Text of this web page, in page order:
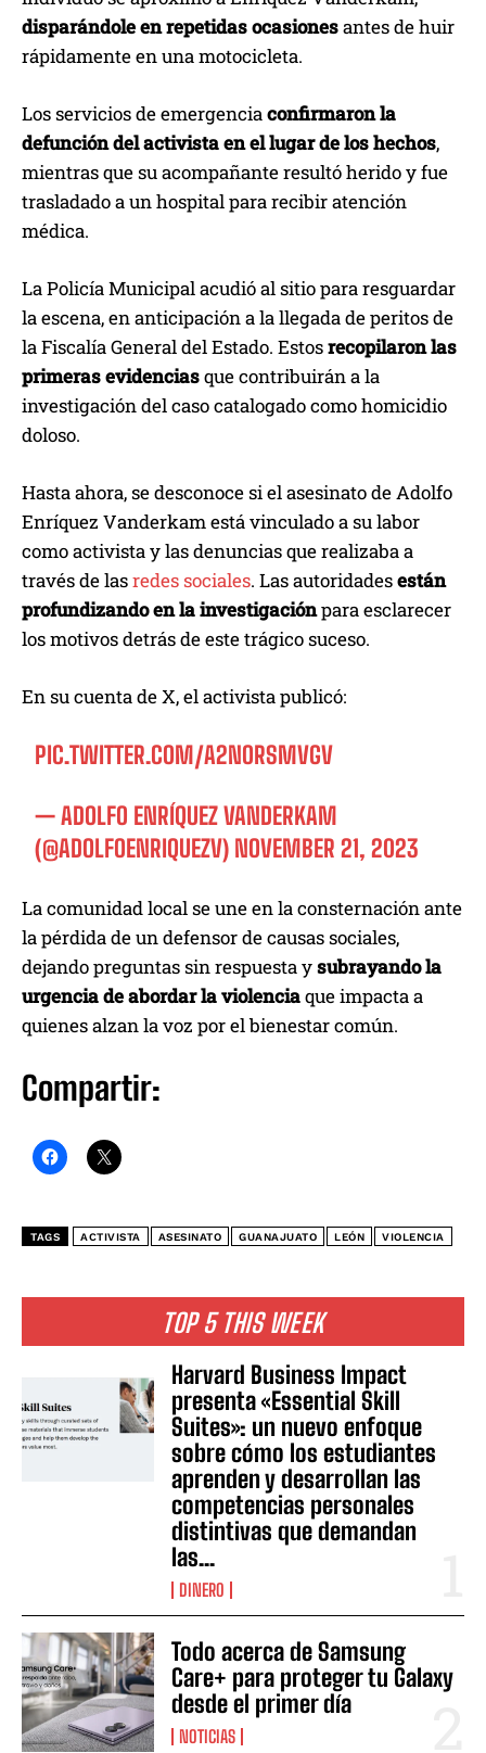
TOP 5 THIS WEEK
Harvard Business Impact
presenta «Essential Skill
Suites»: un nuevo enfoque
sobre cómo los estudiantes
aprenden y desarrollan las
competencias personales
distintivas que demandan
las...
DINERO
Todo acerca de Samsung
Care+ para proteger tu Galaxy
desde el primer día
NOTICIAS
disparándole en repetidas ocasionesantes de huir
rápidamente en una motocicleta.
Los servicios de emergenciaconfirmaron la
defunción del activista en el lugar de los hechos,
mientras que su acompañante resultó herido y fue
trasladado a un hospital para recibir atención
médica.
La Policía Municipal acudió al sitio para resguardar
la escena, en anticipación a la llegada de peritos de
la Fiscalía General del Estado. Estosrecopilaron las
primeras evidenciasque contribuirán a la
investigación del caso catalogado como homicidio
doloso.
Hasta ahora, se desconoce si el asesinato de Adolfo
Enríquez Vanderkam está vinculado a su labor
como activista y las denuncias que realizaba a
través de lasredes sociales. Las autoridadesestán
profundizando en la investigaciónpara esclarecer
los motivos detrás de este trágico suceso.
En su cuenta de X, el activista publicó:
PIC.TWITTER.COM/A2NORSMVGV
— ADOLFO ENRÍQUEZ VANDERKAM
(@ADOLFOENRIQUEZV) NOVEMBER 21, 2023
La comunidad local se une en la consternación ante
la pérdida de un defensor de causas sociales,
dejando preguntas sin respuesta ysubrayando la
urgencia de abordar la violenciaque impacta a
quienes alzan la voz por el bienestar común.
Compartir:
TAGS ACTIVISTA ASESINATO GUANAJUATO LEÓN VIOLENCIA